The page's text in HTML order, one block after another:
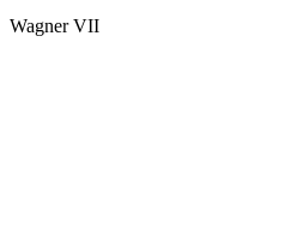
Wagner VII